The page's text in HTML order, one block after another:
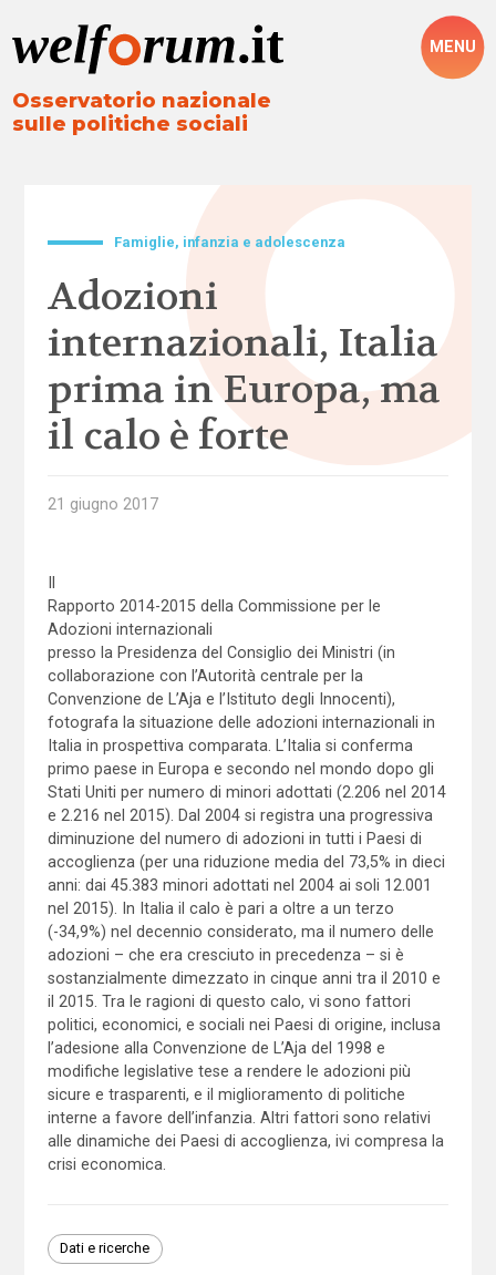
Osservatorio nazionale
sulle politiche sociali
MENU
Famiglie, infanzia e adolescenza
Adozioni
internazionali, Italia
prima in Europa, ma
il calo è forte
21 giugno 2017
Rapporto 2014-2015 della Commissione per le
Adozioni internazionali
presso la Presidenza del Consiglio dei Ministri (in
collaborazione con l’Autorità centrale per la
Convenzione de L’Aja e l’Istituto degli Innocenti),
fotografa la situazione delle adozioni internazionali in
Italia in prospettiva comparata. L’Italia si conferma
primo paese in Europa e secondo nel mondo dopo gli
Stati Uniti per numero di minori adottati (2.206 nel 2014
e 2.216 nel 2015). Dal 2004 si registra una progressiva
diminuzione del numero di adozioni in tutti i Paesi di
accoglienza (per una riduzione media del 73,5% in dieci
anni: dai 45.383 minori adottati nel 2004 ai soli 12.001
nel 2015). In Italia il calo è pari a oltre a un terzo
(-34,9%) nel decennio considerato, ma il numero delle
adozioni – che era cresciuto in precedenza – si è
sostanzialmente dimezzato in cinque anni tra il 2010 e
il 2015. Tra le ragioni di questo calo, vi sono fattori
politici, economici, e sociali nei Paesi di origine, inclusa
l’adesione alla Convenzione de L’Aja del 1998 e
modifiche legislative tese a rendere le adozioni più
sicure e trasparenti, e il miglioramento di politiche
interne a favore dell’infanzia. Altri fattori sono relativi
alle dinamiche dei Paesi di accoglienza, ivi compresa la
crisi economica.
Dati e ricerche